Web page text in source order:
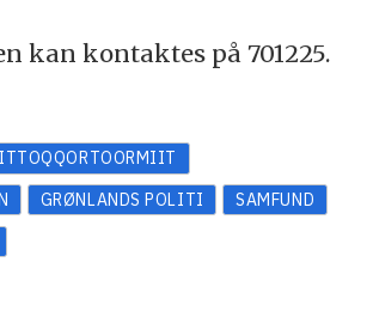
kan kontaktes på 701225.
ITTOQQORTOORMIIT
GRØNLANDS POLITI
SAMFUND